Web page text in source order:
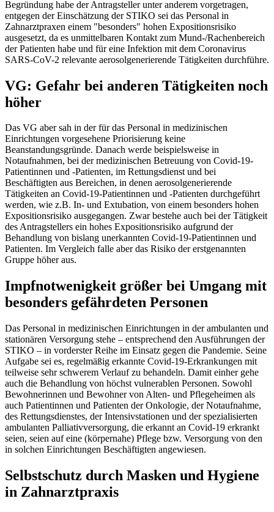
Begründung habe der Antragsteller unter anderem vorgetragen,
entgegen der Einschätzung der STIKO sei das Personal in
Zahnarztpraxen einem "besonders" hohen Expositionsrisiko
ausgesetzt, da es unmittelbaren Kontakt zum Mund-/Rachenbereich
der Patienten habe und für eine Infektion mit dem Coronavirus
SARS-CoV-2 relevante aerosolgenerierende Tätigkeiten durchführe.
VG: Gefahr bei anderen Tätigkeiten noch
höher
Das VG aber sah in der für das Personal in medizinischen
Einrichtungen vorgesehene Priorisierung keine
Beanstandungsgründe. Danach werde beispielsweise in
Notaufnahmen, bei der medizinischen Betreuung von Covid-19-
Patientinnen und -Patienten, im Rettungsdienst und bei
Beschäftigten aus Bereichen, in denen aerosolgenerierende
Tätigkeiten an Covid-19-Patientinnen und -Patienten durchgeführt
werden, wie z.B. In- und Extubation, von einem besonders hohen
Expositionsrisiko ausgegangen. Zwar bestehe auch bei der Tätigkeit
des Antragstellers ein hohes Expositionsrisiko aufgrund der
Behandlung von bislang unerkannten Covid-19-Patientinnen und
Patienten. Im Vergleich falle aber das Risiko der erstgenannten
Gruppe höher aus.
Impfnotwenigkeit größer bei Umgang mit
besonders gefährdeten Personen
Das Personal in medizinischen Einrichtungen in der ambulanten und
stationären Versorgung stehe – entsprechend den Ausführungen der
STIKO – in vorderster Reihe im Einsatz gegen die Pandemie. Seine
Aufgabe sei es, regelmäßig erkannte Covid-19-Erkrankungen mit
teilweise sehr schwerem Verlauf zu behandeln. Damit einher gehe
auch die Behandlung von höchst vulnerablen Personen. Sowohl
Bewohnerinnen und Bewohner von Alten- und Pflegeheimen als
auch Patientinnen und Patienten der Onkologie, der Notaufnahme,
des Rettungsdienstes, der Intensivstationen und der spezialisierten
ambulanten Palliativversorgung, die erkannt an Covid-19 erkrankt
seien, seien auf eine (körpernahe) Pflege bzw. Versorgung von den
in solchen Einrichtungen Beschäftigten angewiesen.
Selbstschutz durch Masken und Hygiene
in Zahnarztpraxis